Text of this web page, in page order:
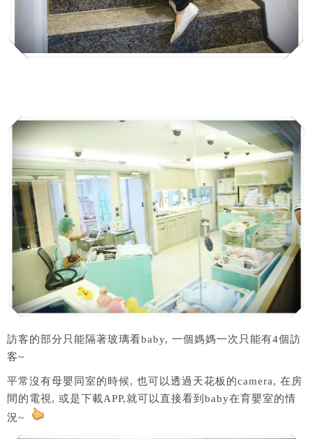
訪客的部分只能隔著玻璃看baby, 一個媽媽一次只能有4個訪
客~
平常沒有母嬰同室的時候, 也可以透過天花板的camera, 在房
間的電視, 或是下載APP,就可以直接看到baby在育嬰室的情
況~